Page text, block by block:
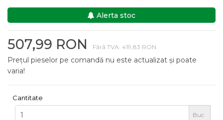
Alerta stoc
507,99 RON Fără TVA: 419,83 RON
Prețul pieselor pe comandă nu este actualizat și poate
varia!
Cantitate
Buc